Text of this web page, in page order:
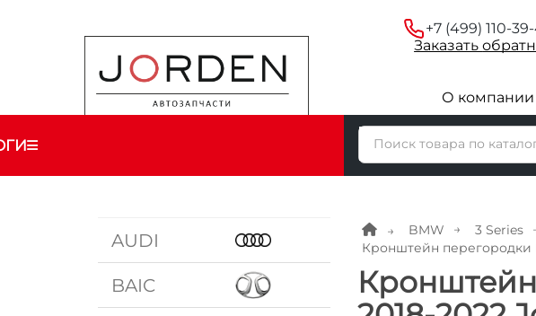
+7 (499) 110-
Заказать
О компании
AUDI
BAIC
BMW 3 Series
Кронштейн перегородки